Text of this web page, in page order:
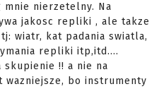
mnie nierzetelny. Na
jakosc repliki , ale takze
wiatr, kat padania swiatla,
repliki itp,itd....
!! a nie na
wazniejsze, bo instrumenty